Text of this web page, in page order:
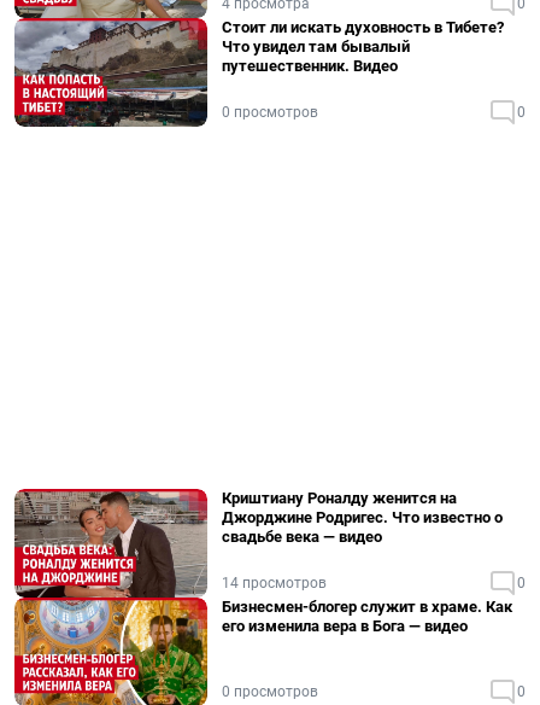
4 просмотра 0
Стоит ли искать духовность в Тибете?
Что увидел там бывалый
путешественник. Видео
0 просмотров 0
Криштиану Роналду женится на
Джорджине Родригес. Что известно о
свадьбе века — видео
14 просмотров 0
Бизнесмен-блогер служит в храме. Как
его изменила вера в Бога — видео
0 просмотров 0